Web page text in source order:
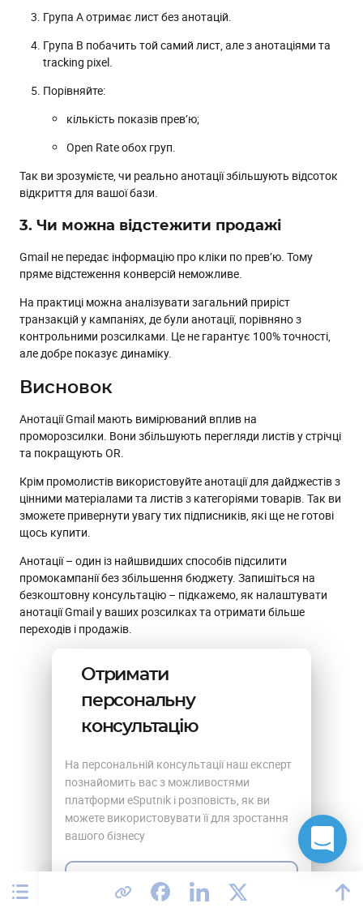
Група А отримає лист без анотацій.
Група B побачить той самий лист, але з анотаціями та
tracking pixel.
Порівняйте:
кількість показів прев’ю;
Open Rate обох груп.
Так ви зрозумієте, чи реально анотації збільшують відсоток
відкриття для вашої бази.
3. Чи можна відстежити продажі
Gmail не передає інформацію про кліки по прев’ю. Тому
пряме відстеження конверсій неможливе.
На практиці можна аналізувати загальний приріст
транзакцій у кампаніях, де були анотації, порівняно з
контрольними розсилками. Це не гарантує 100% точності,
але добре показує динаміку.
Висновок
Анотації Gmail мають вимірюваний вплив на
проморозсилки. Вони збільшують перегляди листів у стрічці
та покращують OR.
Крім промолистів використовуйте анотації для дайджестів з
цінними матеріалами та листів з категоріями товарів. Так ви
зможете привернути увагу тих підписників, які ще не готові
щось купити.
Анотації – один із найшвидших способів підсилити
промокампанії без збільшення бюджету. Запишіться на
безкоштовну консультацію – підкажемо, як налаштувати
анотації Gmail у ваших розсилках та отримати більше
переходів і продажів.
Отримати
персональну
консультацію
На персональній консультації наш експерт
познайомить вас з можливостями
платформи eSputnik і розповість, як ви
можете використовувати її для зростання
вашого бізнесу